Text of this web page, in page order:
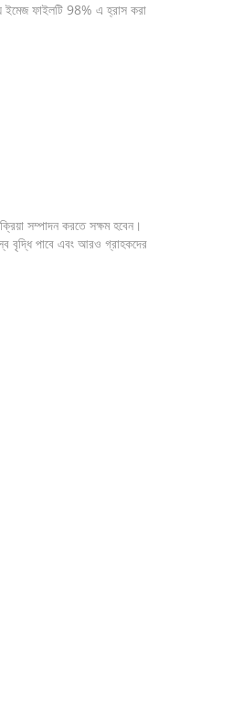
ইমেজ ফাইলটি 98% এ হ্রাস করা
সম্পাদন করতে সক্ষম হবেন।
বৃদ্ধি পাবে এবং আরও গ্রাহকদের